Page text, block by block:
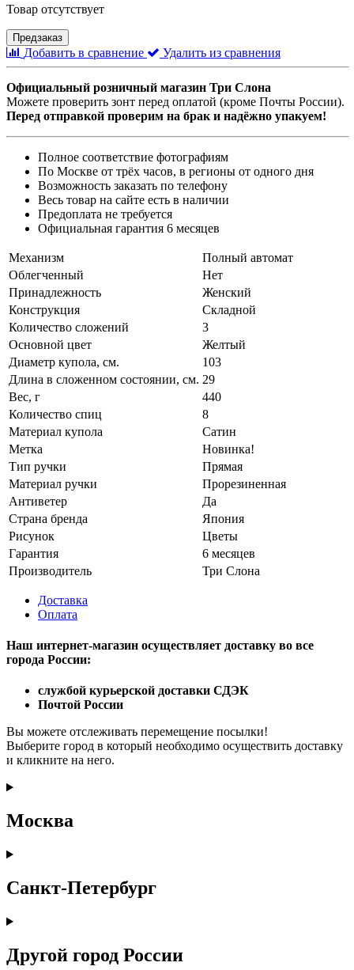
Товар отсутствует
Предзаказ
Добавить в сравнение Удалить из сравнения
Официальный розничный магазин Три Слона
Можете проверить зонт перед оплатой (кроме Почты России).
Перед отправкой проверим на брак и надёжно упакуем!
Полное соответствие фотографиям
По Москве от трёх часов, в регионы от одного дня
Возможность заказать по телефону
Весь товар на сайте есть в наличии
Предоплата не требуется
Официальная гарантия 6 месяцев
Механизм
Полный автомат
Облегченный
Нет
Принадлежность
Женский
Конструкция
Складной
Количество сложений
3
Основной цвет
Желтый
Диаметр купола, см.
103
Длина в сложенном состоянии, см. 29
Вес, г
440
Количество спиц
8
Материал купола
Сатин
Метка
Новинка!
Тип ручки
Прямая
Материал ручки
Прорезиненная
Антиветер
Да
Страна бренда
Япония
Рисунок
Цветы
Гарантия
6 месяцев
Производитель
Три Слона
Доставка
Оплата
Наш интернет-магазин осуществляет доставку во все
города России:
службой курьерской доставки СДЭК
Почтой России
Вы можете отслеживать перемещение посылки!
Выберите город в который необходимо осуществить доставку
и кликните на него.
Москва
Санкт-Петербург
Другой город России